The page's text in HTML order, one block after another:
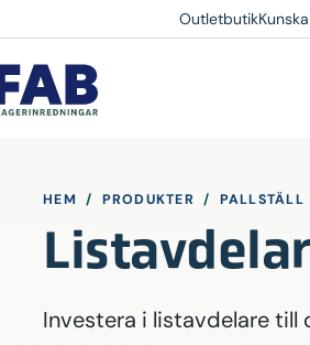
Outletbutik
HEM / PRODUKTER / PALLSTÄLL
Investera i listavdelare